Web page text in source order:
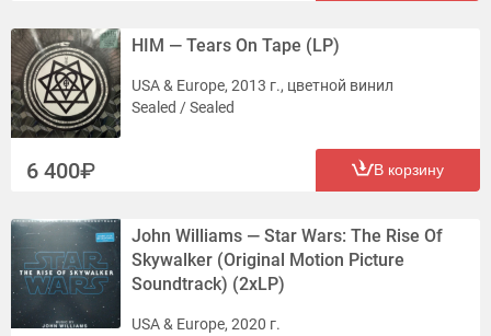
HIM — Tears On Tape (LP)
USA & Europe, 2013 г., цветной винил
Sealed / Sealed
6 400 В корзину
John Williams — Star Wars: The Rise Of
Skywalker (Original Motion Picture
Soundtrack) (2xLP)
USA & Europe, 2020 г.